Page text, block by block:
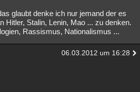
glaubt denke ich nur jemand der es
Hitler, Stalin, Lenin, Mao ... zu denken.
Rassismus, Nationalismus ...
06.03.2012 um 16:28